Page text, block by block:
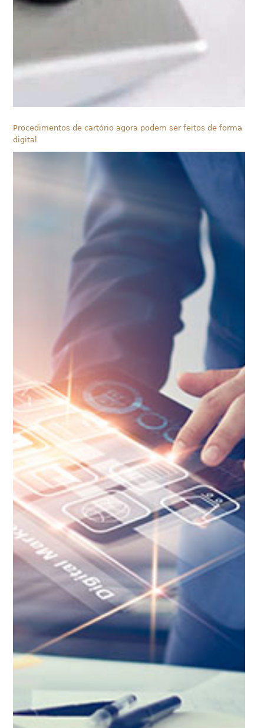
Procedimentos de cartório agora podem ser feitos de forma
digital